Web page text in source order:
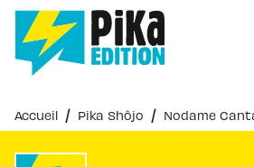
MENU RECHERCHE
PIED DE PAGE
Accueil / Pika Shôjo / Nodame